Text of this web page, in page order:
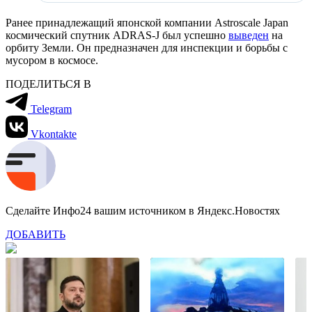
Ранее принадлежащий японской компании Astroscale Japan
космический спутник ADRAS-J был успешно выведен на
орбиту Земли. Он предназначен для инспекции и борьбы с
мусором в космосе.
ПОДЕЛИТЬСЯ В
Telegram
Vkontakte
Сделайте Инфо24 вашим источником в Яндекс.Новостях
ДОБАВИТЬ